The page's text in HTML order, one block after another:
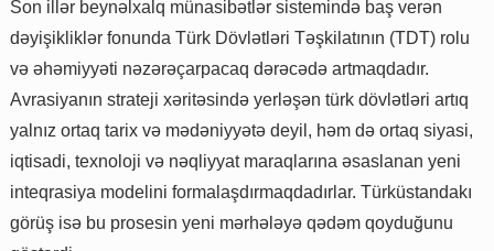
Son illər beynəlxalq münasibətlər sistemində baş verən
dəyişikliklər fonunda Türk Dövlətləri Təşkilatının (TDT) rolu
və əhəmiyyəti nəzərəçarpacaq dərəcədə artmaqdadır.
Avrasiyanın strateji xəritəsində yerləşən türk dövlətləri artıq
yalnız ortaq tarix və mədəniyyətə deyil, həm də ortaq siyasi,
iqtisadi, texnoloji və nəqliyyat maraqlarına əsaslanan yeni
inteqrasiya modelini formalaşdırmaqdadırlar. Türküstandakı
görüş isə bu prosesin yeni mərhələyə qədəm qoyduğunu